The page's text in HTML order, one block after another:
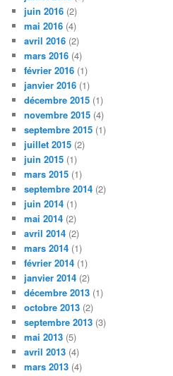
juin 2016 (2)
mai 2016 (4)
avril 2016 (2)
mars 2016 (4)
février 2016 (1)
janvier 2016 (1)
décembre 2015 (1)
novembre 2015 (4)
septembre 2015 (1)
juillet 2015 (2)
juin 2015 (1)
mars 2015 (1)
septembre 2014 (2)
juin 2014 (1)
mai 2014 (2)
avril 2014 (2)
mars 2014 (1)
février 2014 (1)
janvier 2014 (2)
décembre 2013 (1)
octobre 2013 (2)
septembre 2013 (3)
mai 2013 (5)
avril 2013 (4)
mars 2013 (4)